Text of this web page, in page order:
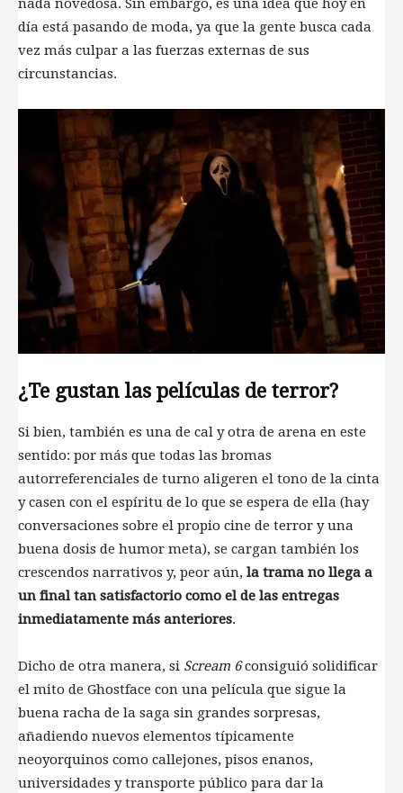
día está pasando de moda, ya que la gente busca cada
vez más culpar a las fuerzas externas de sus
circunstancias.
¿Te gustan las películas de terror?
Si bien, también es una de cal y otra de arena en este
sentido: por más que todas las bromas
autorreferenciales de turno aligeren el tono de la cinta
y casen con el espíritu de lo que se espera de ella (hay
conversaciones sobre el propio cine de terror y una
buena dosis de humor meta), se cargan también los
crescendos narrativos y, peor aún, la trama no llega a
un final tan satisfactorio como el de las entregas
inmediatamente más anteriores.
Dicho de otra manera, si Scream 6consiguió solidificar
el mito de Ghostface con una película que sigue la
buena racha de la saga sin grandes sorpresas,
añadiendo nuevos elementos típicamente
neoyorquinos como callejones, pisos enanos,
universidades y transporte público para dar la